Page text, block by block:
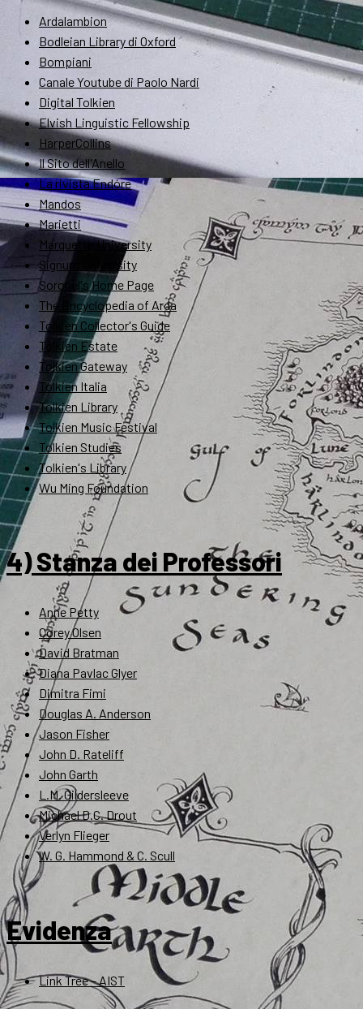
Ardalambion
Bodleian Library di Oxford
Bompiani
Canale Youtube di Paolo Nardi
Digital Tolkien
Elvish Linguistic Fellowship
HarperCollins
Il Sito dell'Anello
La rivista Endóre
Mandos
Marietti
Marquette University
Signum University
Soronel's Home Page
The Encyclopedia of Arda
Tolkien Collector's Guide
Tolkien Estate
Tolkien Gateway
Tolkien Italia
Tolkien Library
Tolkien Music Festival
Tolkien Studies
Tolkien's Library
Wu Ming Foundation
4) Stanza dei Professori
Anne Petty
Corey Olsen
David Bratman
Diana Pavlac Glyer
Dimitra Fimi
Douglas A. Anderson
Jason Fisher
John D. Rateliff
John Garth
L.M. Gildersleeve
Michael D.C. Drout
Verlyn Flieger
W. G. Hammond & C. Scull
Evidenza
Link Tree – AIST